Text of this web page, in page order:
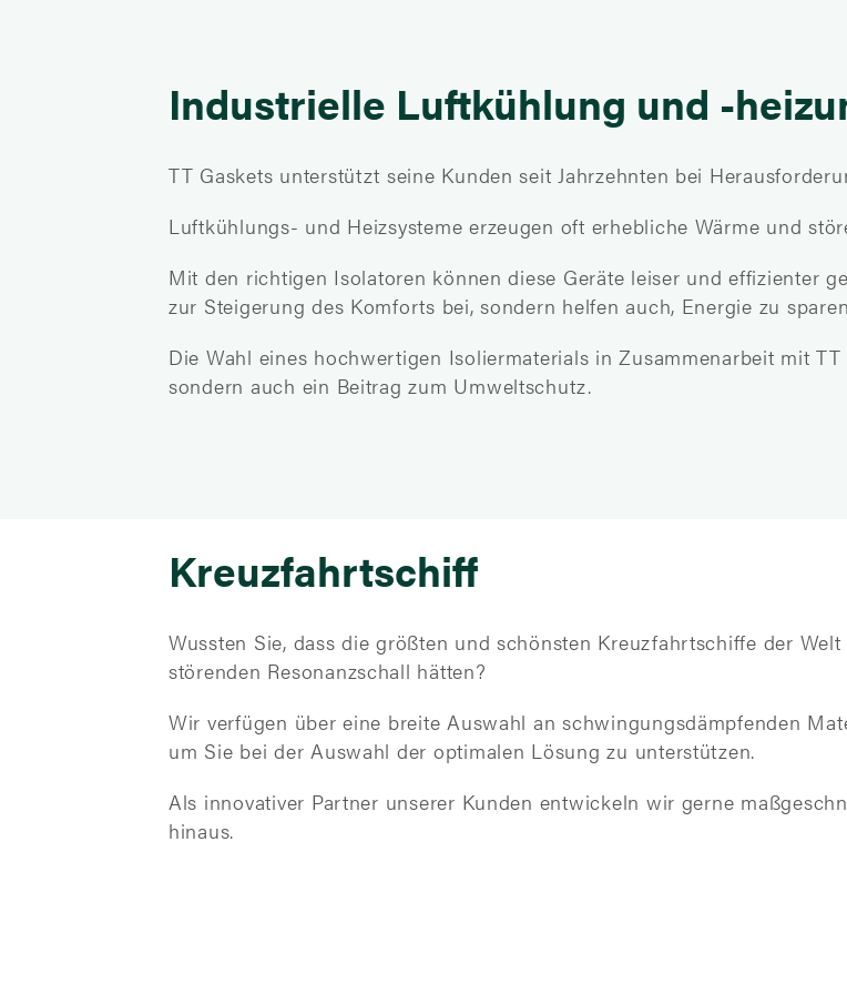
Industrielle Luftkühlung und -
TT Gaskets unterstützt seine Kunden seit Jahrzehnten bei
Luftkühlungs- und Heizsysteme erzeugen oft erhebliche Wärme und
Mit den richtigen Isolatoren können diese Geräte leiser und effizienter
zur Steigerung des Komforts bei, sondern helfen auch, Energie zu
Die Wahl eines hochwertigen Isoliermaterials in Zusammenarbeit mit
sondern auch ein Beitrag zum Umweltschutz.
Kreuzfahrtschiff
Wussten Sie, dass die größten und schönsten Kreuzfahrtschiffe der
störenden Resonanzschall hätten?
Wir verfügen über eine breite Auswahl an schwingungsdämpfenden
um Sie bei der Auswahl der optimalen Lösung zu unterstützen.
Als innovativer Partner unserer Kunden entwickeln wir gerne
hinaus.